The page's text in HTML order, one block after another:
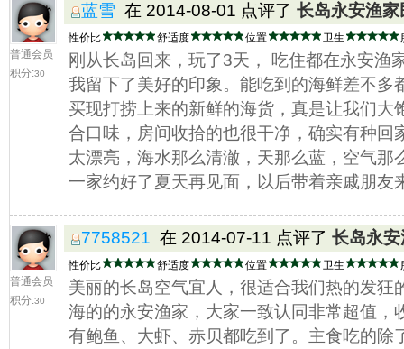
普通会员
积分:30
蓝雪 在 2014-08-01 点评了 长岛永安渔家
性价比 舒适度 位置 卫生
刚从长岛回来，玩了3天， 吃住都在永安渔
我留下了美好的印象。能吃到的海鲜差不多
买现打捞上来的新鲜的海货，真是让我们大
合口味，房间收拾的也很干净，确实有种回
太漂亮，海水那么清澈，天那么蓝，空气那
一家约好了夏天再见面，以后带着亲戚朋友
普通会员
积分:30
7758521 在 2014-07-11 点评了 长岛永
性价比 舒适度 位置 卫生
美丽的长岛空气宜人，很适合我们热的发狂
海的的永安渔家，大家一致认同非常超值，
有鲍鱼、大虾、赤贝都吃到了。主食吃的除